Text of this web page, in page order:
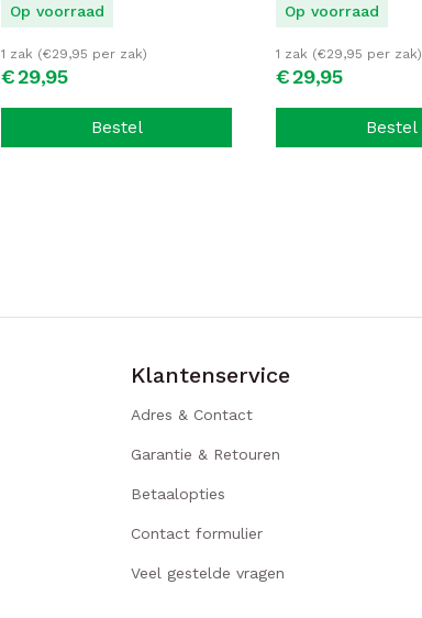
Op voorraad
€29,95
1 zak (€29,95 per zak)
Bestel
Op voorraad
€29,95
1 zak (€29,95 per zak)
Bestel
Klantenservice
Adres & Contact
Garantie & Retouren
Betaalopties
Contact formulier
Veel gestelde vragen